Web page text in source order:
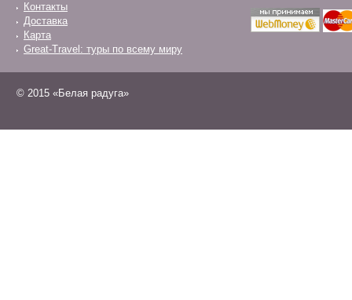
Контакты
Доставка
Карта
Great-Travel: туры по всему миру
© 2015 «Белая радуга»